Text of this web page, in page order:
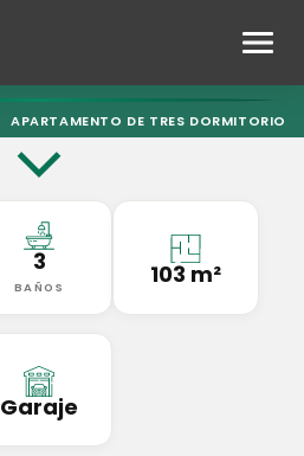
APARTAMENTO DE TRES DORMITORIOS
3
BAÑOS 103 m²
Garaje